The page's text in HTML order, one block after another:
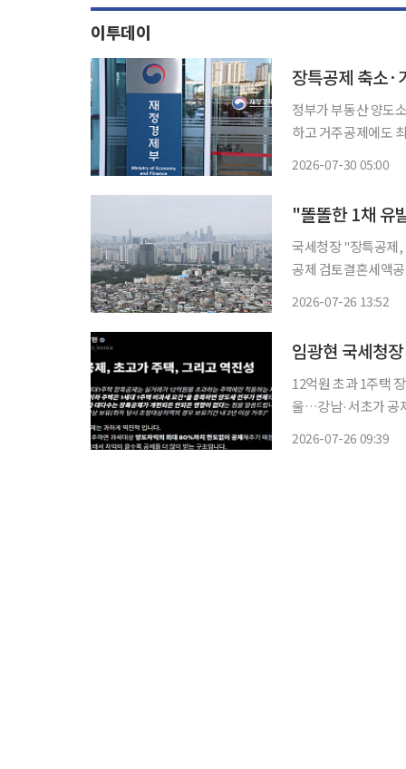
이투데이
장특공제 축소
정부가 부동산 양도
하고 거주공제에도 최대
2026-07-30 05:00
"똘똘한 1채 유
국세청장 "장특공제
공제 검토결혼세액공제 보
2026-07-26 13:52
12억원 초과 1주택
울…강남·서초가 공제액 88.3% 차지 임광현 국세
2026-07-26 09:39